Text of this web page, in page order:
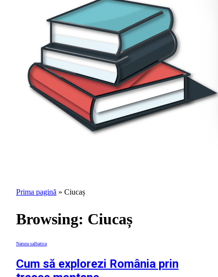
Prima pagină » Ciucaș
Browsing: Ciucaș
Natura salbatica
Cum să explorezi România prin